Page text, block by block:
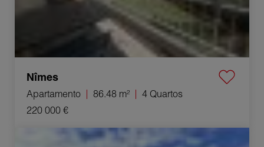
Nîmes
Apartamento 86.48 m²
4 Quartos
220 000 €
Venda Apartamento Chilly 2 Quartos 30 m²